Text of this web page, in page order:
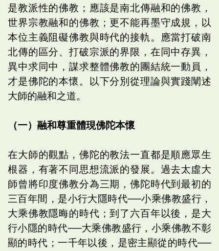
是教派性的佛教；應該是南北傳融和的佛教，
世界宗教融和的佛教；更不能再墨守成規，以
本位主義阻礙佛教與時代的接軌。應當打破南
北傳的區分、打破宗派的界限，在同中存異，
異中求同中，謀求整體佛教的團結統一動員，
才是佛陀的本懷。以下分別從理論與實踐闡述
大師的融和之道。
（一）融和尊重體現佛陀本懷
在大師的觀點，佛陀的教法一直都是順應眾生
根器，有著不同思想流派的發展。過去太虛大
師曾將印度佛教分為三期，佛陀時代到最初的
三百年間，是小行大隱時代──小乘佛教盛行，
大乘佛教隱晦的時代；到了六百年以後，是大
行小隱的時代──大乘佛教盛行，小乘佛教不彰
顯的時代；一千年以後，是密主顯從的時代──